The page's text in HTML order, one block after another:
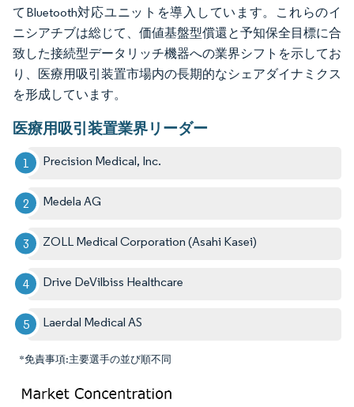
てBluetooth対応ユニットを導入しています。これらのイ
ニシアチブは総じて、価値基盤型償還と予知保全目標に合
致した接続型データリッチ機器への業界シフトを示してお
り、医療用吸引装置市場内の長期的なシェアダイナミクス
を形成しています。
医療用吸引装置業界リーダー
Precision Medical, Inc.
Medela AG
ZOLL Medical Corporation (Asahi Kasei)
Drive DeVilbiss Healthcare
Laerdal Medical AS
*免責事項:主要選手の並び順不同